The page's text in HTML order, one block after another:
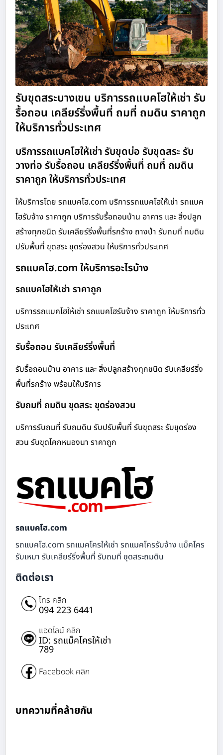
รับขุดสระบางเขน บริการรถแบคโฮให้เช่า รับ
รื้อถอน เคลียร์ริ่งพื้นที่ ถมที่ ถมดิน ราคาถูก
ให้บริการทั่วประเทศ
บริการรถแบคโฮให้เช่า รับขุดบ่อ รับขุดสระ รับ
วางท่อ รับรื้อถอน เคลียร์ริ่งพื้นที่ ถมที่ ถมดิน
ราคาถูก ให้บริการทั่วประเทศ
ให้บริการโดย รถแบคโฮ.com บริการรถแบคโฮให้เช่า รถแบค
โฮรับจ้าง ราคาถูก บริการรับรื้อถอนบ้าน อาคาร และ สิ่งปลูก
สร้างทุกชนิด รับเคลียร์ริ่งพื้นที่รกร้าง ถางป่า รับถมที่ ถมดิน
ปรับพื้นที่ ขุดสระ ขุดร่องสวน ให้บริการทั่วประเทศ
รถแบคโฮ.com ให้บริการอะไรบ้าง
รถแบคโฮให้เช่า ราคาถูก
บริการรถแบคโฮให้เช่า รถแบคโฮรับจ้าง ราคาถูก ให้บริการทั่ว
ประเทศ
รับรื้อถอน รับเคลียร์ริ่งพื้นที่
รับรื้อถอนบ้าน อาคาร และ สิ่งปลูกสร้างทุกชนิด รับเคลียร์ริ่ง
พื้นที่รกร้าง พร้อมให้บริการ
รับถมที่ ถมดิน ขุดสระ ขุดร่องสวน
บริการรับถมที่ รับถมดิน รับปรับพื้นที่ รับขุดสระ รับขุดร่อง
สวน รับขุดโคกหนองนา ราคาถูก
รถแบคโฮ.com
รถแบคโฮ.com รถแมคโครให้เช่า รถแมคโครรับจ้าง แม็คโคร
รับเหมา รับเคลียร์ริ่งพื้นที่ รับถมที่ ขุดสระถมดิน
ติดต่อเรา
โทร คลิก
094 223 6441
แอดไลน์ คลิก
ID: รถแม็คโครให้เช่า
789
Facebook คลิก
บทความที่คล้ายกัน